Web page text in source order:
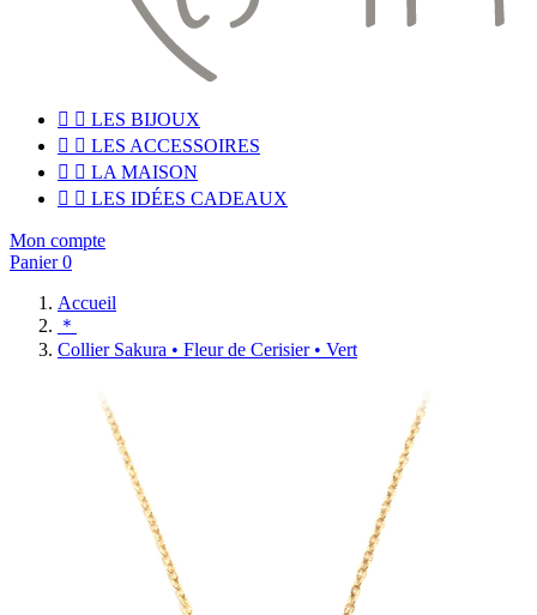
  LES BIJOUX
  LES ACCESSOIRES
  LA MAISON
  LES IDÉES CADEAUX
Mon compte
Panier 0
Accueil
＊
Collier Sakura • Fleur de Cerisier • Vert